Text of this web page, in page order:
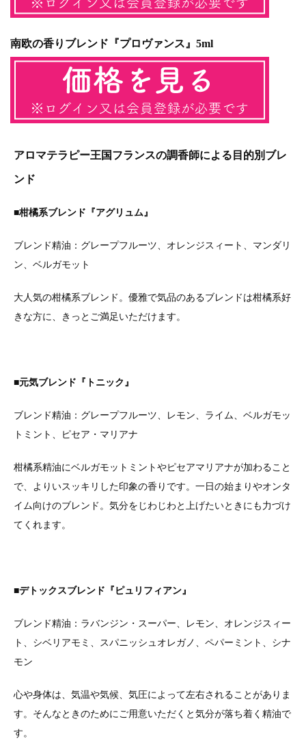
南欧の香りブレンド『プロヴァンス』5ml
アロマテラピー王国フランスの調香師による目的別ブレ
ンド
■柑橘系ブレンド『アグリュム』
ブレンド精油：グレープフルーツ、オレンジスィート、マンダリ
ン、ベルガモット
大人気の柑橘系ブレンド。優雅で気品のあるブレンドは柑橘系好
きな方に、きっとご満足いただけます。
■元気ブレンド『トニック』
ブレンド精油：グレープフルーツ、レモン、ライム、ベルガモッ
トミント、ピセア・マリアナ
柑橘系精油にベルガモットミントやピセアマリアナが加わること
で、よりいスッキリした印象の香りです。一日の始まりやオンタ
イム向けのブレンド。気分をじわじわと上げたいときにも力づけ
てくれます。
■デトックスブレンド『ピュリフィアン』
ブレンド精油：ラバンジン・スーパー、レモン、オレンジスィー
ト、シベリアモミ、スパニッシュオレガノ、ペパーミント、シナ
モン
心や身体は、気温や気候、気圧によって左右されることがありま
す。そんなときのためにご用意いただくと気分が落ち着く精油で
す。